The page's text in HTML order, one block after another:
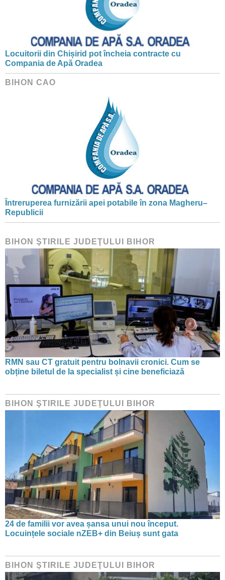
Locuitorii din Chișirid pot încheia contracte cu
Compania de Apă Oradea
BIHON CAO
Întreruperea furnizării apei potabile în zona Magheru–
Republicii
BIHON ŞTIRILE JUDEŢULUI BIHOR
RMN sau CT gratuit pentru bolnavii cronici. Cum se
obține biletul de la specialist și cine beneficiază
BIHON ŞTIRILE JUDEŢULUI BIHOR
24 de familii vor avea șansa unui nou început.
Locuințele sociale nZEB+ din Beiuș sunt gata
BIHON ŞTIRILE JUDEŢULUI BIHOR